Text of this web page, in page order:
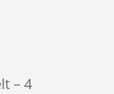
– 4